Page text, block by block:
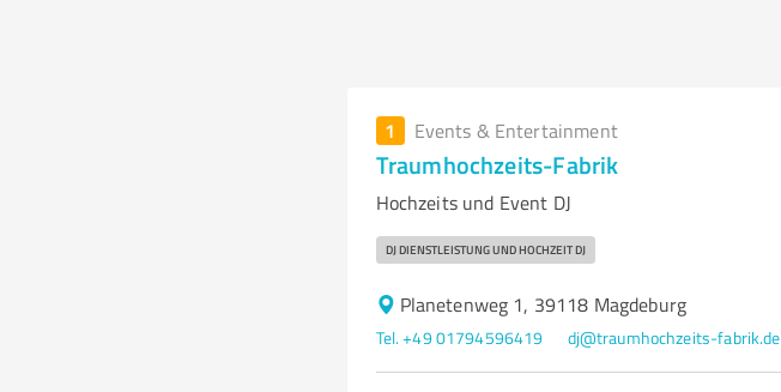
1 Events & Entertainment
Traumhochzeits-Fabrik
Hochzeits und Event DJ
DJ DIENSTLEISTUNG UND HOCHZEIT DJ
Planetenweg 1, 39118 Magdeburg
Tel. +49 01794596419 dj@traumhochzeits-fabrik.de